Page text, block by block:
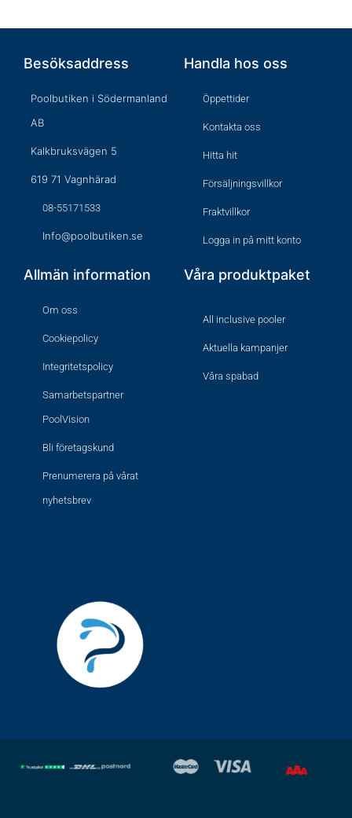
Besöksaddress
Poolbutiken i Södermanland
AB
Kalkbruksvägen 5
619 71 Vagnhärad
08-55171533
Info@poolbutiken.se
Handla hos oss
Öppettider
Kontakta oss
Hitta hit
Försäljningsvillkor
Fraktvillkor
Logga in på mitt konto
Allmän information
Om oss
Cookiepolicy
Integritetspolicy
Samarbetspartner
PoolVision
Bli företagskund
Prenumerera på vårat
nyhetsbrev
Våra produktpaket
All inclusive pooler
Aktuella kampanjer
Våra spabad